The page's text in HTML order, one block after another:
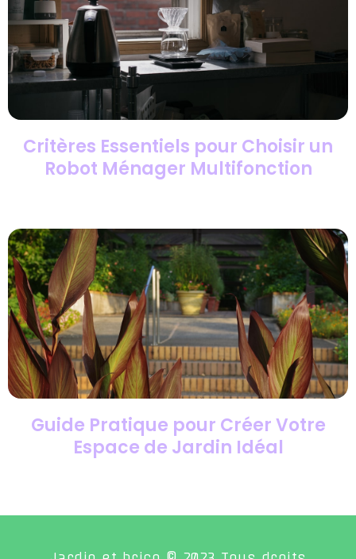
Critères Essentiels pour Choisir un
Robot Ménager Multifonction
Guide Pratique pour Créer Votre
Espace de Jardin Idéal